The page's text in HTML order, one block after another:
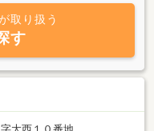
これからも宜しくお願い
不動産にお任せ下さ
取り扱う
す